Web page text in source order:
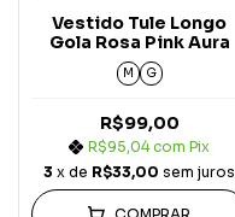
Vestido Tule Longo
Gola Rosa Pink Aura
M G
R$99,00
R$95,04com Pix
3 x de R$33,00 sem juros